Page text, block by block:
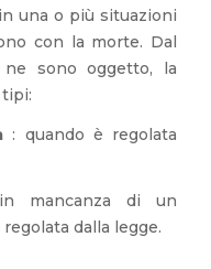
una o più situazioni
con la morte. Dal
sono oggetto, la
: quando è regolata
mancanza di un
dalla legge.